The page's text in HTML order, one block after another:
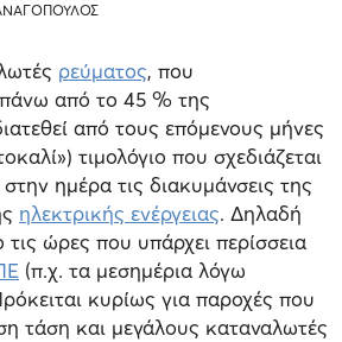
ρεύματος, που
από το 45 % της
από τους επόμενους μήνες
τιμολόγιο που σχεδιάζεται
ημέρα τις διακυμάνσεις της
ηλεκτρικής ενέργειας. Δηλαδή
τις ώρες που υπάρχει περίσσεια
(π.χ. τα μεσημέρια λόγω
κυρίως για παροχές που
τάση και μεγάλους καταναλωτές